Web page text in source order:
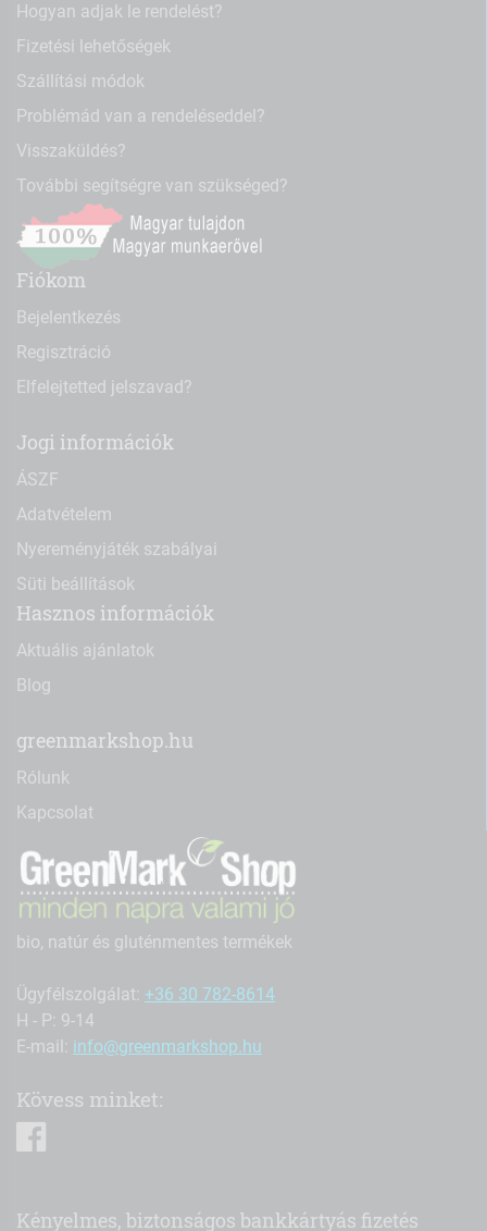
Hogyan adjak le rendelést?
Fizetési lehetőségek
Szállítási módok
Problémád van a rendeléseddel?
Visszaküldés?
További segítségre van szükséged?
Fiókom
Bejelentkezés
Regisztráció
Elfelejtetted jelszavad?
Jogi információk
ÁSZF
Adatvételem
Nyereményjáték szabályai
Süti beállítások
Hasznos információk
Aktuális ajánlatok
Blog
greenmarkshop.hu
Rólunk
Kapcsolat
bio, natúr és gluténmentes termékek
Ügyfélszolgálat: +36 30 782-8614
H - P: 9-14
E-mail: info@greenmarkshop.hu
Kövess minket:
Kényelmes, biztonságos bankkártyás fizetés